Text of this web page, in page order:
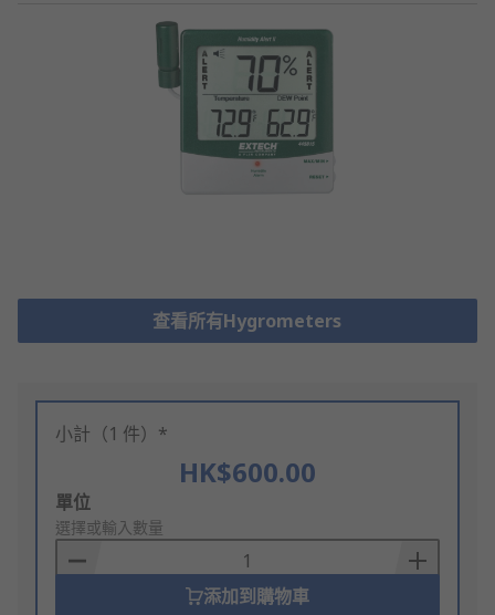
查看所有Hygrometers
小計（1 件）*
HK$600.00
Add
to
Basket
單位
選擇或輸入數量
添加到購物車